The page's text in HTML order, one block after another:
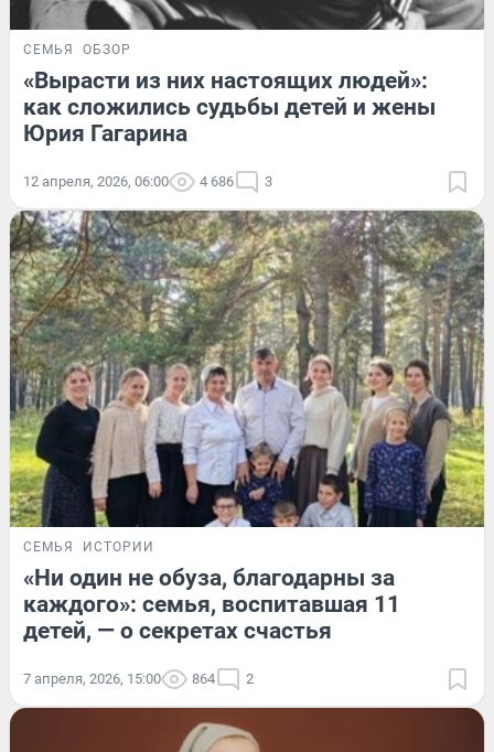
СЕМЬЯ ОБЗОР
«Вырасти из них настоящих людей»:
как сложились судьбы детей и жены
Юрия Гагарина
12 апреля, 2026, 06:00 4 686 3
СЕМЬЯ ИСТОРИИ
«Ни один не обуза, благодарны за
каждого»: семья, воспитавшая 11
детей, — о секретах счастья
7 апреля, 2026, 15:00 864 2